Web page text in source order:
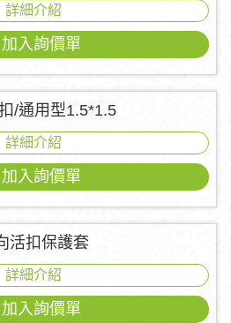
詳細介紹
加入詢價單
/通用型1.5*1.5
詳細介紹
加入詢價單
活扣保護套
詳細介紹
加入詢價單